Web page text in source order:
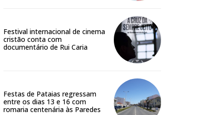
Festival internacional de cinema
cristão conta com
documentário de Rui Caria
Festas de Pataias regressam
entre os dias 13 e 16 com
romaria centenária às Paredes